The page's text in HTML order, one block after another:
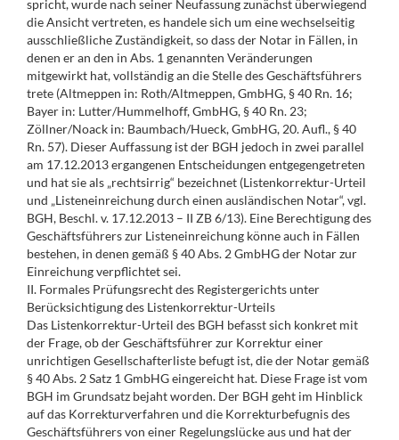
spricht, wurde nach seiner Neufassung zunächst überwiegend
die Ansicht vertreten, es handele sich um eine wechselseitig
ausschließliche Zuständigkeit, so dass der Notar in Fällen, in
denen er an den in Abs. 1 genannten Veränderungen
mitgewirkt hat, vollständig an die Stelle des Geschäftsführers
trete (Altmeppen in: Roth/Altmeppen, GmbHG, § 40 Rn. 16;
Bayer in: Lutter/Hummelhoff, GmbHG, § 40 Rn. 23;
Zöllner/Noack in: Baumbach/Hueck, GmbHG, 20. Aufl., § 40
Rn. 57). Dieser Auffassung ist der BGH jedoch in zwei parallel
am 17.12.2013 ergangenen Entscheidungen entgegengetreten
und hat sie als „rechtsirrig“ bezeichnet (Listenkorrektur-Urteil
und „Listeneinreichung durch einen ausländischen Notar“, vgl.
BGH, Beschl. v. 17.12.2013 – II ZB 6/13). Eine Berechtigung des
Geschäftsführers zur Listeneinreichung könne auch in Fällen
bestehen, in denen gemäß § 40 Abs. 2 GmbHG der Notar zur
Einreichung verpflichtet sei.
II. Formales Prüfungsrecht des Registergerichts unter
Berücksichtigung des Listenkorrektur-Urteils
Das Listenkorrektur-Urteil des BGH befasst sich konkret mit
der Frage, ob der Geschäftsführer zur Korrektur einer
unrichtigen Gesellschafterliste befugt ist, die der Notar gemäß
§ 40 Abs. 2 Satz 1 GmbHG eingereicht hat. Diese Frage ist vom
BGH im Grundsatz bejaht worden. Der BGH geht im Hinblick
auf das Korrekturverfahren und die Korrekturbefugnis des
Geschäftsführers von einer Regelungslücke aus und hat der